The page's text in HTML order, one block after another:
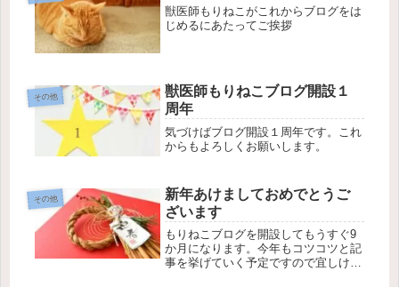
獣医師もりねこがこれからブログをは
じめるにあたってご挨拶
その他
獣医師もりねこブログ開設１
周年
気づけばブログ開設１周年です。これ
からもよろしくお願いします。
その他
新年あけましておめでとうご
ざいます
もりねこブログを開設してもうすぐ9
か月になります。今年もコツコツと記
事を挙げていく予定ですので宜しけれ